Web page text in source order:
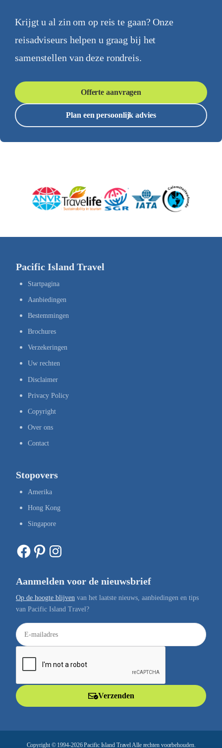
Krijgt u al zin om op reis te gaan? Onze
reisadviseurs helpen u graag bij het
samenstellen van deze rondreis.
Offerte aanvragen
Plan een persoonlijk advies
Pacific Island Travel
Startpagina
Aanbiedingen
Bestemmingen
Brochures
Verzekeringen
Uw rechten
Disclaimer
Privacy Policy
Copyright
Over ons
Contact
Stopovers
Amerika
Hong Kong
Singapore
Facebook Pinterest Instagram
Aanmelden voor de nieuwsbrief
Op de hoogte blijven van het laatste nieuws, aanbiedingen en tips
van Pacific Island Travel?
E
-
a
Verzenden
Copyright © 1994-2026 Pacific Island Travel Alle rechten voorbehouden.